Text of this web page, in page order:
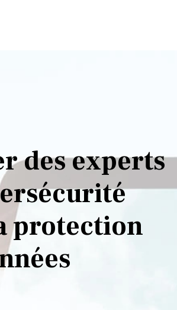
des experts
protection